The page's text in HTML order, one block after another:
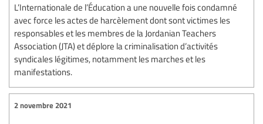
L’Internationale de l’Éducation a une nouvelle fois condamné
avec force les actes de harcèlement dont sont victimes les
responsables et les membres de la Jordanian Teachers
Association (JTA) et déplore la criminalisation d’activités
syndicales légitimes, notamment les marches et les
manifestations.
2 novembre 2021